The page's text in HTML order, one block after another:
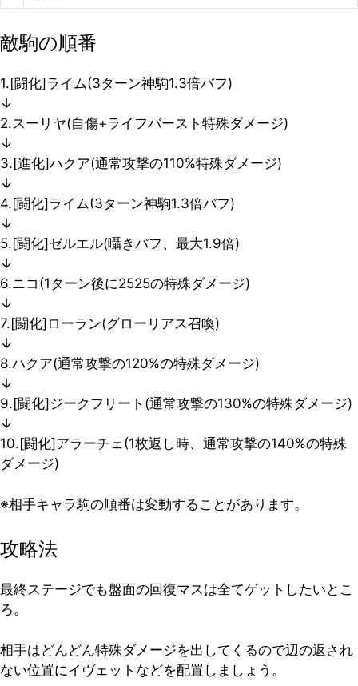
敵駒の順番
1.[闘化]ライム(3ターン神駒1.3倍バフ)
↓
2.スーリヤ(自傷+ライフバースト特殊ダメージ)
↓
3.[進化]ハクア(通常攻撃の110%特殊ダメージ)
↓
4.[闘化]ライム(3ターン神駒1.3倍バフ)
↓
5.[闘化]ゼルエル(囁きバフ、最大1.9倍)
↓
6.ニコ(1ターン後に2525の特殊ダメージ)
↓
7.[闘化]ローラン(グローリアス召喚)
↓
8.ハクア(通常攻撃の120%の特殊ダメージ)
↓
9.[闘化]ジークフリート(通常攻撃の130%の特殊ダメージ)
↓
10.[闘化]アラーチェ(1枚返し時、通常攻撃の140%の特殊
ダメージ)
※相手キャラ駒の順番は変動することがあります。
攻略法
最終ステージでも盤面の回復マスは全てゲットしたいとこ
ろ。
相手はどんどん特殊ダメージを出してくるので辺の返され
ない位置にイヴェットなどを配置しましょう。